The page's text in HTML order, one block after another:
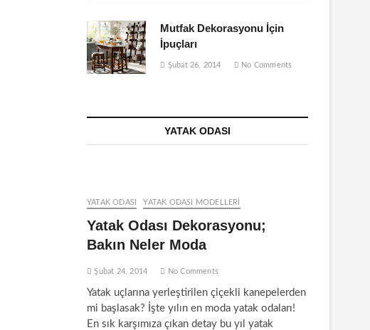
Mutfak Dekorasyonu İçin
İpuçları
Şubat 26, 2014 No Comments
YATAK ODASI
YATAK ODASI YATAK ODASI MODELLERI
Yatak Odası Dekorasyonu;
Bakın Neler Moda
Şubat 24, 2014 No Comments
Yatak uçlarına yerleştirilen çiçekli kanepelerden
mi başlasak? İşte yılın en moda yatak odaları!
En sık karşımıza çıkan detay bu yıl yatak